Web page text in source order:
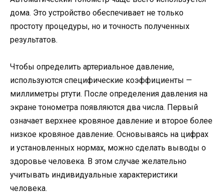
дома. Это устройство обеспечивает не только
простоту процедуры, но и точность полученных
результатов.
Чтобы определить артериальное давление,
используются специфические коэффициенты —
миллиметры ртути. После определения давления на
экране тонометра появляются два числа. Первый
означает верхнее кровяное давление и второе более
низкое кровяное давление. Основываясь на цифрах
и установленных нормах, можно сделать выводы о
здоровье человека. В этом случае желательно
учитывать индивидуальные характеристики
человека.